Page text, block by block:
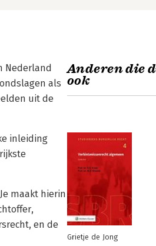
Nederland
als
uit de
inleiding
maakt hierin
en de
Anderen die
ook
Grietje de Jong